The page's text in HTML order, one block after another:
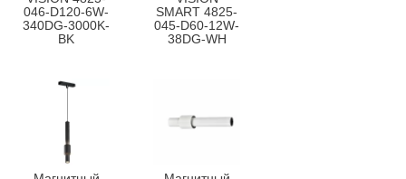
046-D120-6W-
340DG-3000K-
BK
SMART 4825-
045-D60-12W-
38DG-WH